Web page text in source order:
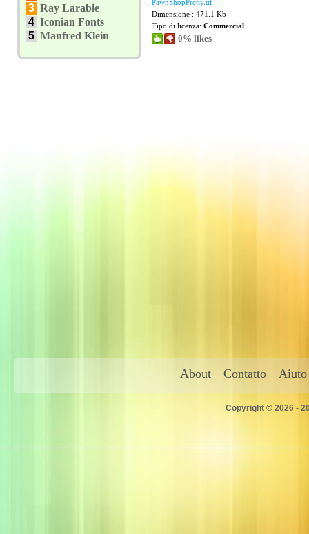
3 Ray Larabie
4 Iconian Fonts
5 Manfred Klein
PawnShopPretty.ttf
Dimensione : 471.1 Kb
Tipo di licenza: Commercial
0% likes
About Contatto Aiuto
Copyright © 2026 -